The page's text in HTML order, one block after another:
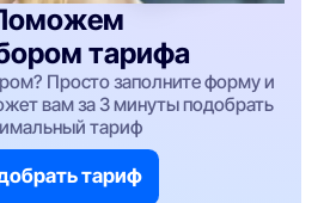
тарифа
Просто заполните форму и
вам за 3 минуты подобрать
тариф
тариф